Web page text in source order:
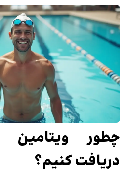
دریافت کنیم؟